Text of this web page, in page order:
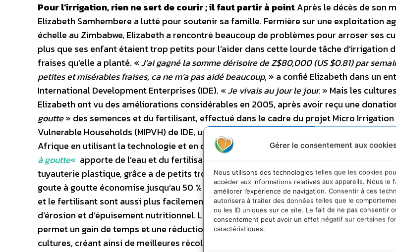
Gérer le consentement aux
Nous utilisons des technologies telles que les cookies
accéder aux informations relatives aux appareils. Nous le
améliorer l’expérience de navigation. Consentir à ces
autorisera à traiter des données telles que le
ou les ID uniques sur ce site. Le fait de ne pas consentir
consentement peut avoir un effet négatif sur certaines
caractéristiques.
Pour l’irrigation, rien ne sert de courir ; il faut partir à pointAprès le décès de son
Elizabeth Samhembere a lutté pour soutenir sa famille. Fermière sur une exploitation
échelle au Zimbabwe, Elizabeth a rencontré beaucoup de problèmes pour arroser ses
plus que ses enfant étaient trop petits pour l’aider dans cette lourde tâche d’irrigation
fraises qu’elle a planté. «J’ai gagné la somme dérisoire de Z$80,000 (US $0.81) par
petites et misérables fraises, ca ne m’a pas aidé beaucoup, » a confié Elizabeth dans un
International Development Enterprises (IDE). «Je vivais au jour le jour.» Mais les
Elizabeth ont vu des améliorations considérables en 2005, après avoir reçu une
goutte» des semences et du fertilisant, effectué dans le cadre du projet Micro
Vulnerable Households (MIPVH) de IDE, une organisation qui agit pour lutter contre la
Afrique en utilisant la technologie et en donnant l’accès aux marchés aux petits
à goutte« apporte de l’eau et du fertilisant directement aux racines des plantes par les
tuyauterie plastique, grâce a de petits trous. En distribuant l’eau lentement et
goute à goutte économise jusqu’au 50 % d’eau par rapport aux méthodes
et le fertilisant sont aussi plus facilement absorbés par le sol et les plantes, ce qui
d’érosion et d’épuisement nutritionnel. L’irrigation goute à goutte fonctionne grâce a la
permet un gain de temps et une réduction du travail qui seraient autrement utilisés pour
cultures, créant ainsi de meilleures récoltes.